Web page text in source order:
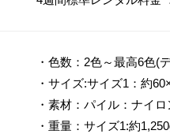
・色数：2色～最高6色(
・サイズ:サイズ1：約
・素材：パイル：ナイ
・重量：サイズ1:約